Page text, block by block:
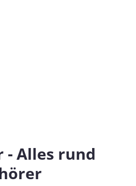
- Alles rund